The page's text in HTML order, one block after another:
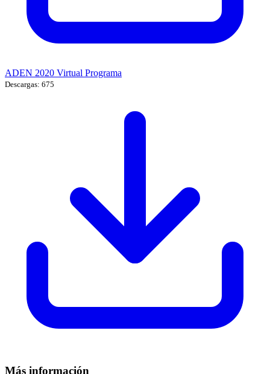
ADEN 2020 Virtual Programa
Descargas: 675
Más información